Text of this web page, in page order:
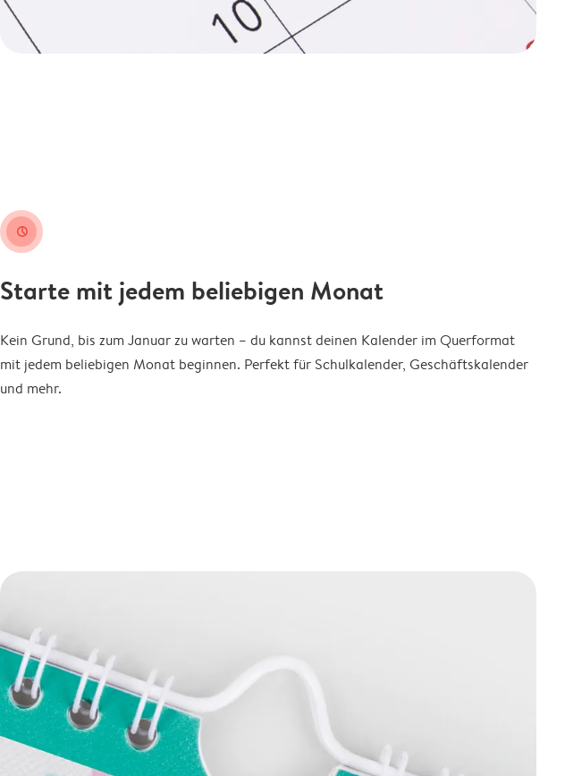
clock
Starte mit jedem beliebigen Monat
Kein Grund, bis zum Januar zu warten – du kannst deinen Kalender im Querformat
mit jedem beliebigen Monat beginnen. Perfekt für Schulkalender, Geschäftskalender
und mehr.